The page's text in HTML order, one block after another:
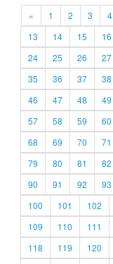
« 1 2 3 4
13
14 15 16
24
25 26 27
35
36 37 38
46
47 48 49
57
58 59 60
68
69 70 71
79
80 81 82
90
91 92 93
100
101 102
109
110 111
118
119 120